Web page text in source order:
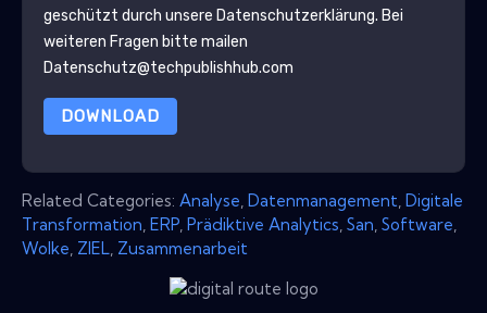
geschützt durch unsere Datenschutzerklärung. Bei
weiteren Fragen bitte mailen
Datenschutz@techpublishhub.com
DOWNLOAD
Related Categories: Analyse Datenmanagement Digitale
Transformation ERP Prädiktive Analytics San Software
Wolke ZIEL Zusammenarbeit